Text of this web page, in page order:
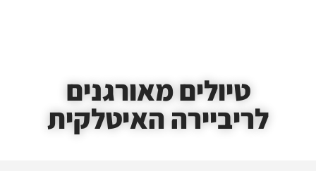
טיולים מאורגנים
לריביירה האיטלקית